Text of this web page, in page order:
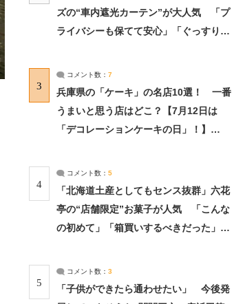
ズの“車内遮光カーテン”が大人気 「プ
ライバシーも保てて安心」「ぐっすり眠
3
コメント数： 7
兵庫県の「ケーキ」の名店10選！ 一番
うまいと思う店はどこ？【7月12日は
「デコレーションケーキの日」！】
4
コメント数： 5
「北海道土産としてもセンス抜群」六花
亭の“店舗限定”お菓子が人気 「こんな
の初めて」「箱買いするべきだった」
5
コメント数： 3
「子供ができたら通わせたい」 今後発